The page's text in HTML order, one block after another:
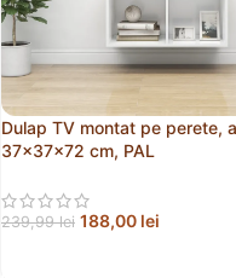
Dulap TV montat pe perete,
37x37x72 cm, PAL
239,99lei 188,00 lei